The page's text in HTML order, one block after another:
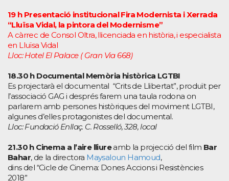
19 h Presentació institucional Fira Modernista iXerrada
“Lluïsa Vidal, la pintora del Modernisme”
A càrrec de Consol Oltra, llicenciada en història, i especialista
en Lluïsa Vidal
Lloc: Hotel El Palace ( Gran Via 668)
18.30 h Documental Memòria històrica LGTBI
Es projectarà el documental “Crits de Llibertat”, produït per
l’associació GAG i després farem una taula rodona on
parlarem amb persones històriques del moviment LGTBI,
algunes d’elles protagonistes del documental.
Lloc: Fundació Enllaç. C. Rosselló, 328, local
21.30 h Cinema a l’aire lliureamb la projecció del film Bar
Bahar, de la directora Maysaloun Hamoud,
dins del “Cicle de Cinema: Dones Accions i Resistències
2018”